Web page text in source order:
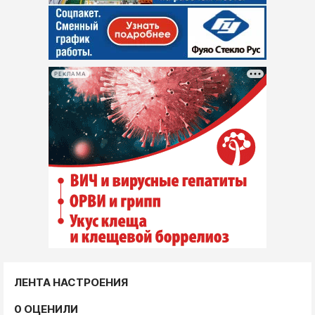
РЕКЛАМА
ЛЕНТА НАСТРОЕНИЯ
0 ОЦЕНИЛИ